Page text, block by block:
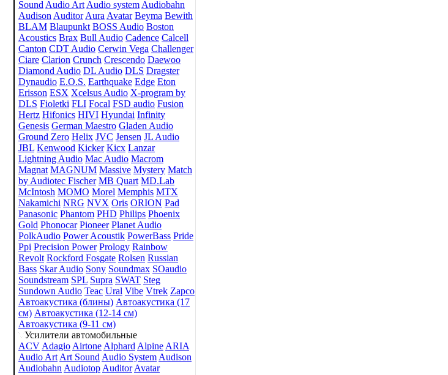
Sound Audio Art Audio system Audiobahn
Audison Auditor Aura Avatar Beyma Bewith
BLAM Blaupunkt BOSS Audio Boston
Acoustics Brax Bull Audio Cadence Calcell
Canton CDT Audio Cerwin Vega Challenger
Ciare Clarion Crunch Crescendo Daewoo
Diamond Audio DL Audio DLS Dragster
Dynaudio E.O.S. Earthquake Edge Eton
Erisson ESX Xcelsus Audio X-program by
DLS Fioletki FLI Focal FSD audio Fusion
Hertz Hifonics HIVI Hyundai Infinity
Genesis German Maestro Gladen Audio
Ground Zero Helix JVC Jensen JL Audio
JBL Kenwood Kicker Kicx Lanzar
Lightning Audio Mac Audio Macrom
Magnat MAGNUM Massive Mystery Match
by Audiotec Fischer MB Quart MD.Lab
McIntosh MOMO Morel Memphis MTX
Nakamichi NRG NVX Oris ORION Pad
Panasonic Phantom PHD Philips Phoenix
Gold Phonocar Pioneer Planet Audio
PolkAudio Power Acoustik PowerBass Pride
Ppi Precision Power Prology Rainbow
Revolt Rockford Fosgate Rolsen Russian
Bass Skar Audio Sony Soundmax SOaudio
Soundstream SPL Supra SWAT Steg
Sundown Audio Teac Ural Vibe Vtrek Zapco
Автоакустика (блины) Автоакустика (17
см) Автоакустика (12-14 см)
Автоакустика (9-11 см)
Усилители автомобильные
ACV Adagio Airtone Alphard Alpine ARIA
Audio Art Art Sound Audio System Audison
Audiobahn Audiotop Auditor Avatar